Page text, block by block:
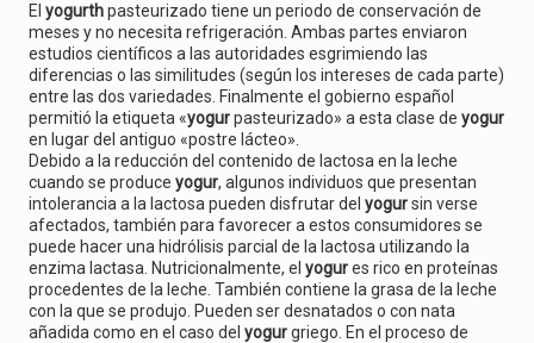
El yogurthpasteurizado tiene un periodo de conservación de
meses y no necesita refrigeración. Ambas partes enviaron
estudios científicos a las autoridades esgrimiendo las
diferencias o las similitudes (según los intereses de cada parte)
entre las dos variedades. Finalmente el gobierno español
permitió la etiqueta «yogurpasteurizado» a esta clase de yogur
en lugar del antiguo «postre lácteo».
Debido a la reducción del contenido de lactosa en la leche
cuando se produce yogur, algunos individuos que presentan
intolerancia a la lactosa pueden disfrutar del yogursin verse
afectados, también para favorecer a estos consumidores se
puede hacer una hidrólisis parcial de la lactosa utilizando la
enzima lactasa. Nutricionalmente, el yogures rico en proteínas
procedentes de la leche. También contiene la grasa de la leche
con la que se produjo. Pueden ser desnatados o con nata
añadida como en el caso del yogurgriego. En el proceso de